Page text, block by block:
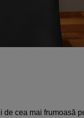
cea mai frumoasă